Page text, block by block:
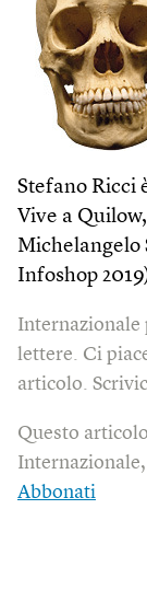
Stefano Ricci
Vive a
Michelangelo
Infoshop
Internazionale
lettere. Ci
articolo.
Questo
Abbonati